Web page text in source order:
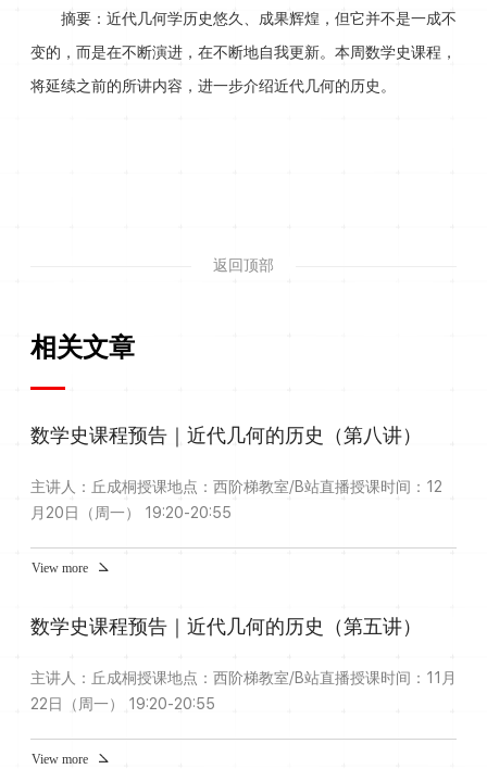
摘要： 近代几何学历史悠久、成果辉煌，但它并不是一成不
变的，而是在不断演进，在不断地自我更新。本周数学史课程，
将延续之前的所讲内容，进一步介绍近代几何的历史。
返回顶部
相关文章
数学史课程预告｜近代几何的历史（第八讲）
主讲人：丘成桐授课地点：西阶梯教室/B站直播授课时间：12
月20日（周一） 19:20-20:55
View more
数学史课程预告｜近代几何的历史（第五讲）
主讲人：丘成桐授课地点：西阶梯教室/B站直播授课时间：11月
22日（周一） 19:20-20:55
View more